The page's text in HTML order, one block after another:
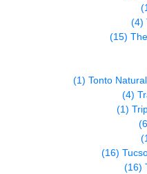
(4)
(15)
Tonto
(1)
(4)
(1)
(16)
(16)